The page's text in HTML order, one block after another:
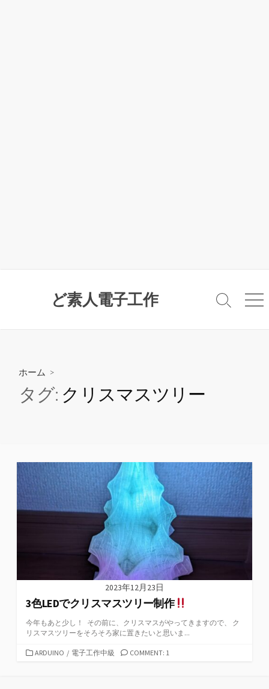
ど素人電子工作
検
メ
ホーム >
タグ: クリスマスツリー
2023年12月23日
3色LEDでクリスマスツリー制作
今年もあと少し！ その前に、クリスマスがやってきますので、 ク
リスマスツリーをそろそろ家に置きたいと思いま...
カARDUINO / 電子工作中級 COMMENT: 1